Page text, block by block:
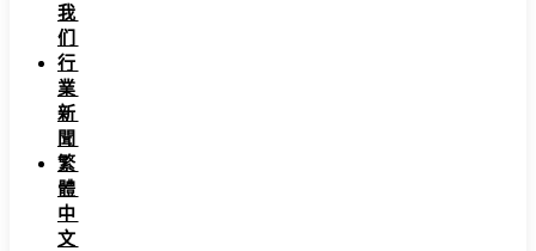
我
们
行
業
新
聞
繁
體
中
文